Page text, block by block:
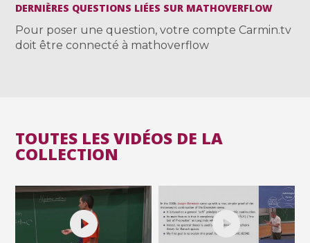
DERNIÈRES QUESTIONS LIÉES SUR MATHOVERFLOW
Pour poser une question, votre compte Carmin.tv
doit être connecté à mathoverflow
TOUTES LES VIDÉOS DE LA
COLLECTION